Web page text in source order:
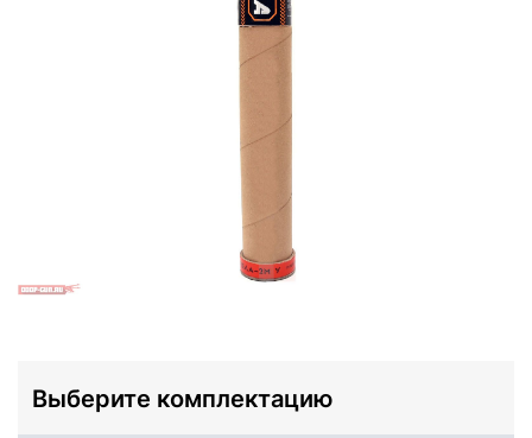
Выберите комплектацию